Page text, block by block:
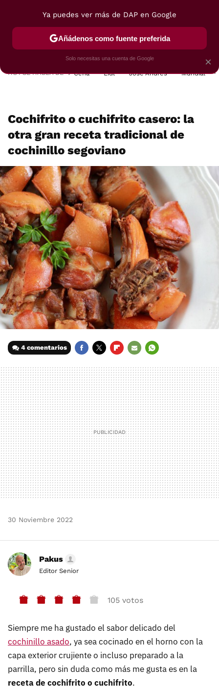
POSTRES VIAJES SELECCIÓN VEGUI
HOY SE HABLA DE Cena Lidl José Andrés Mundial
Cochifrito o cuchifrito casero: la
otra gran receta tradicional de
cochinillo segoviano
4 comentarios
MAIL
30 Noviembre 2022
Pakus
Editor Senior
105 votos
Siempre me ha gustado el sabor delicado del
cochinillo asado, ya sea cocinado en el horno con la
capa exterior crujiente o incluso preparado a la
parrilla, pero sin duda como más me gusta es en la
receta de cochifrito o cuchifrito.
×
Ya puedes ver más de DAP en Google
Añádenos como fuente preferida
Solo necesitas una cuenta de Google